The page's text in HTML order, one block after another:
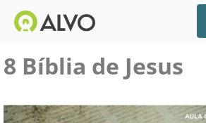
8 Bíblia de Jesus